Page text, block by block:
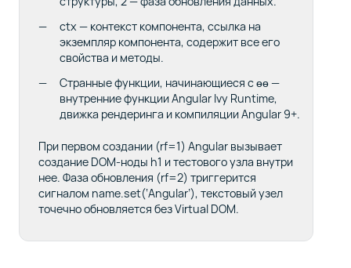
ctx — контекст компонента, ссылка на
экземпляр компонента, содержит все его
свойства и методы.
Странные функции, начинающиеся сɵɵ—
внутренние функции Angular Ivy Runtime,
движка рендеринга и компиляции Angular 9+.
При первом создании (rf=1) Angular вызывает
создание DOM-ноды h1 и тестового узла внутри
нее. Фаза обновления (rf=2) триггерится
сигналом name.set(‘Angular’), текстовый узел
точечно обновляется без Virtual DOM.